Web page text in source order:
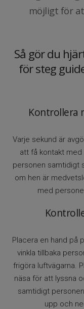
möjligt för
Så gör du
för steg
Kontrollera
Varje sekund är
att få kontakt
personen samtidigt
om hen är
med
Placera en hand på
vinkla tillbaka
frigöra luftvägarna.
näsa för att lyssna
samtidigt
upp och